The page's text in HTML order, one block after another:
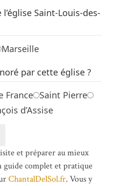
Saint-Louis-des-
Marseille
par cette église ?
France Saint Pierre
d’Assise
et préparer au mieux
guide complet et pratique
ChantalDelSol.fr. Vous y